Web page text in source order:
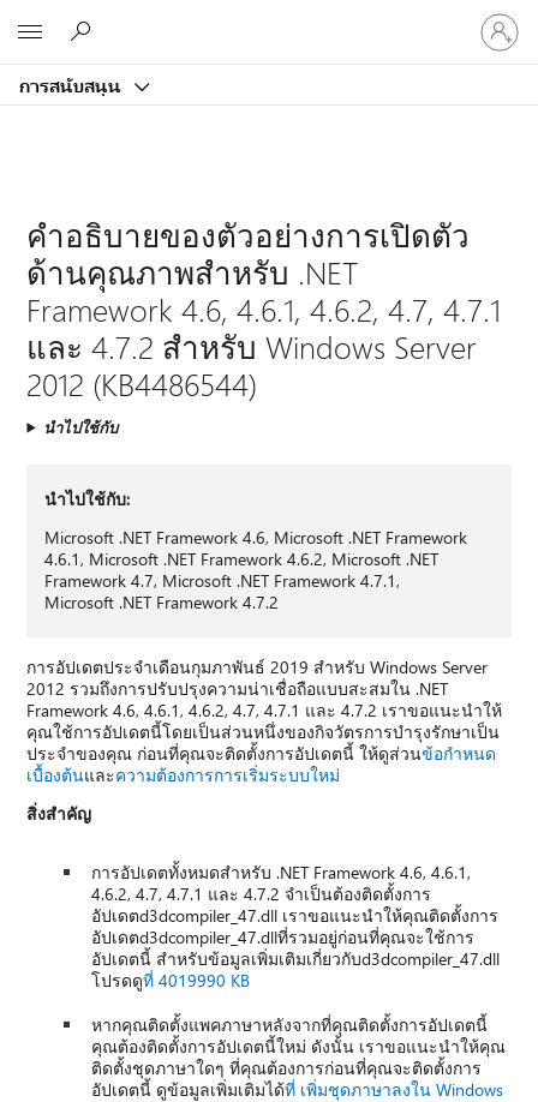
การสนับสนุน
ลงชื่อ
เข้า
บัญชี
คําอธิบายของตัวอย่างการเปิดตัว
ด้านคุณภาพสําหรับ .NET
Framework 4.6, 4.6.1, 4.6.2, 4.7, 4.7.1
และ 4.7.2 สําหรับ Windows Server
2012 (KB4486544)
นำไปใช้กับ
นําไปใช้กับ:
Microsoft .NET Framework 4.6, Microsoft .NET Framework
4.6.1, Microsoft .NET Framework 4.6.2, Microsoft .NET
Framework 4.7, Microsoft .NET Framework 4.7.1,
Microsoft .NET Framework 4.7.2
การอัปเดตประจําเดือนกุมภาพันธ์ 2019 สําหรับ Windows Server
2012 รวมถึงการปรับปรุงความน่าเชื่อถือแบบสะสมใน .NET
Framework 4.6, 4.6.1, 4.6.2, 4.7, 4.7.1 และ 4.7.2 เราขอแนะนําให้
คุณใช้การอัปเดตนี้โดยเป็นส่วนหนึ่งของกิจวัตรการบํารุงรักษาเป็น
ประจําของคุณ ก่อนที่คุณจะติดตั้งการอัปเดตนี้ ให้ดูส่วนข้อกําหนด
เบื้องต้นและความต้องการการเริ่มระบบใหม่
สิ่งสำคัญ
การอัปเดตทั้งหมดสําหรับ .NET Framework 4.6, 4.6.1,
4.6.2, 4.7, 4.7.1 และ 4.7.2 จําเป็นต้องติดตั้งการ
อัปเดตd3dcompiler_47.dll เราขอแนะนําให้คุณติดตั้งการ
อัปเดตd3dcompiler_47.dllที่รวมอยู่ก่อนที่คุณจะใช้การ
อัปเดตนี้ สําหรับข้อมูลเพิ่มเติมเกี่ยวกับd3dcompiler_47.dll
โปรดดูที่ 4019990 KB
หากคุณติดตั้งแพคภาษาหลังจากที่คุณติดตั้งการอัปเดตนี้
คุณต้องติดตั้งการอัปเดตนี้ใหม่ ดังนั้น เราขอแนะนําให้คุณ
ติดตั้งชุดภาษาใดๆ ที่คุณต้องการก่อนที่คุณจะติดตั้งการ
อัปเดตนี้ ดูข้อมูลเพิ่มเติมได้ที่ เพิ่มชุดภาษาลงใน Windows